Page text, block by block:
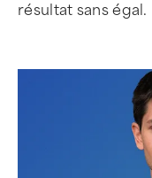
résultat sans égal.